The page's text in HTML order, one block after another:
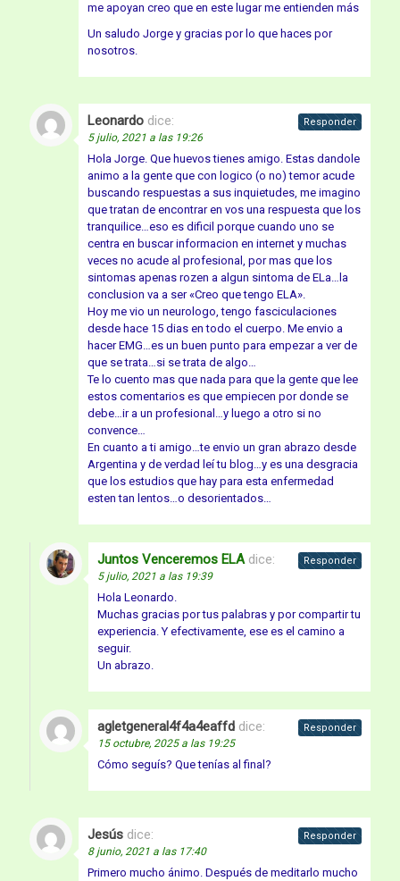
me apoyan creo que en este lugar me entienden más
Un saludo Jorge y gracias por lo que haces por
nosotros.
Leonardo dice:
5 julio, 2021 a las 19:26
Hola Jorge. Que huevos tienes amigo. Estas dandole
animo a la gente que con logico (o no) temor acude
buscando respuestas a sus inquietudes, me imagino
que tratan de encontrar en vos una respuesta que los
tranquilice…eso es dificil porque cuando uno se
centra en buscar informacion en internet y muchas
veces no acude al profesional, por mas que los
sintomas apenas rozen a algun sintoma de ELa…la
conclusion va a ser «Creo que tengo ELA».
Hoy me vio un neurologo, tengo fasciculaciones
desde hace 15 dias en todo el cuerpo. Me envio a
hacer EMG…es un buen punto para empezar a ver de
que se trata…si se trata de algo…
Te lo cuento mas que nada para que la gente que lee
estos comentarios es que empiecen por donde se
debe…ir a un profesional…y luego a otro si no
convence…
En cuanto a ti amigo…te envio un gran abrazo desde
Argentina y de verdad leí tu blog…y es una desgracia
que los estudios que hay para esta enfermedad
esten tan lentos…o desorientados…
Responder
Juntos Venceremos ELA dice:
5 julio, 2021 a las 19:39
Hola Leonardo.
Muchas gracias por tus palabras y por compartir tu
experiencia. Y efectivamente, ese es el camino a
seguir.
Un abrazo.
Responder
agletgeneral4f4a4eaffd dice:
15 octubre, 2025 a las 19:25
Cómo seguís? Que tenías al final?
Responder
Jesús dice:
8 junio, 2021 a las 17:40
Primero mucho ánimo. Después de meditarlo mucho
Responder